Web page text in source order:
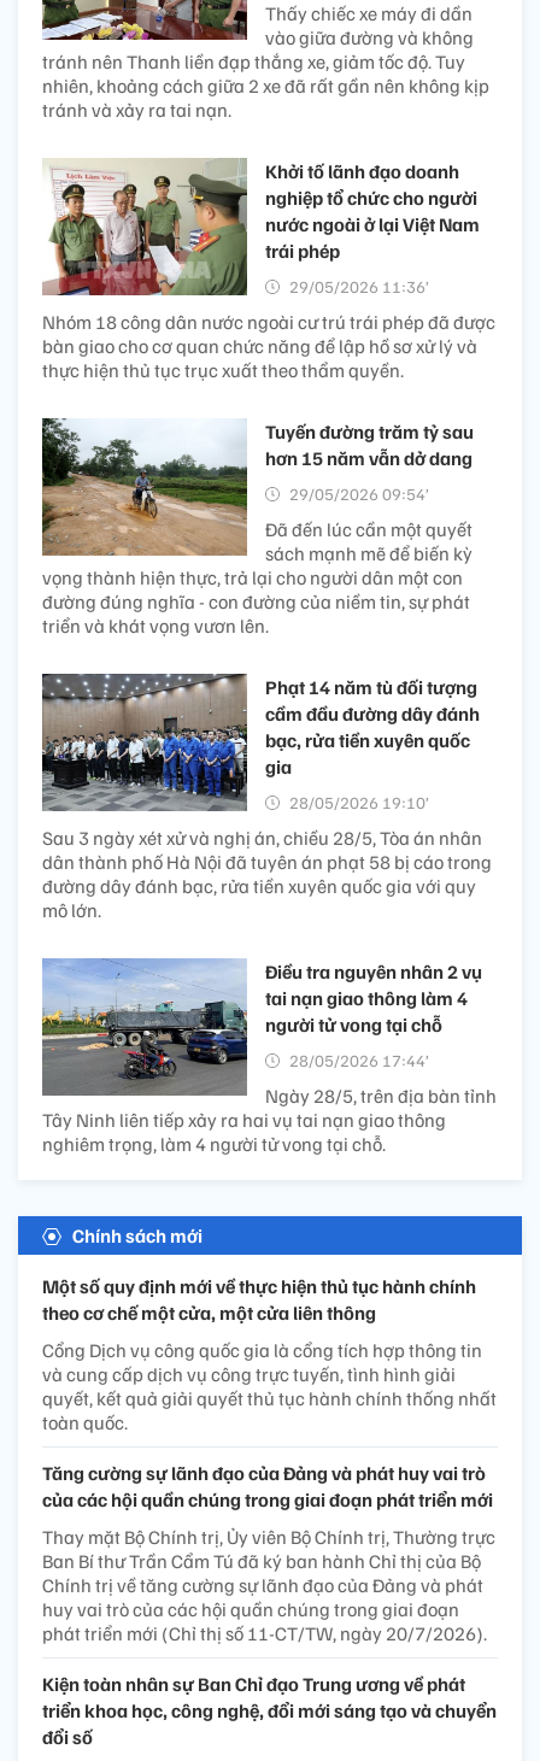
Thấy chiếc xe máy đi dần
vào giữa đường và không
tránh nên Thanh liền đạp thắng xe, giảm tốc độ. Tuy
nhiên, khoảng cách giữa 2 xe đã rất gần nên không kịp
tránh và xảy ra tai nạn.
Khởi tố lãnh đạo doanh
nghiệp tổ chức cho người
nước ngoài ở lại Việt Nam
trái phép
29/05/2026 11:36’
Nhóm 18 công dân nước ngoài cư trú trái phép đã được
bàn giao cho cơ quan chức năng để lập hồ sơ xử lý và
thực hiện thủ tục trục xuất theo thẩm quyền.
Tuyến đường trăm tỷ sau
hơn 15 năm vẫn dở dang
29/05/2026 09:54’
Đã đến lúc cần một quyết
sách mạnh mẽ để biến kỳ
vọng thành hiện thực, trả lại cho người dân một con
đường đúng nghĩa - con đường của niềm tin, sự phát
triển và khát vọng vươn lên.
Phạt 14 năm tù đối tượng
cầm đầu đường dây đánh
bạc, rửa tiền xuyên quốc
gia
28/05/2026 19:10’
Sau 3 ngày xét xử và nghị án, chiều 28/5, Tòa án nhân
dân thành phố Hà Nội đã tuyên án phạt 58 bị cáo trong
đường dây đánh bạc, rửa tiền xuyên quốc gia với quy
mô lớn.
Điều tra nguyên nhân 2 vụ
tai nạn giao thông làm 4
người tử vong tại chỗ
28/05/2026 17:44’
Ngày 28/5, trên địa bàn tỉnh
Tây Ninh liên tiếp xảy ra hai vụ tai nạn giao thông
nghiêm trọng, làm 4 người tử vong tại chỗ.
Chính sách mới
Một số quy định mới về thực hiện thủ tục hành chính
theo cơ chế một cửa, một cửa liên thông
Cổng Dịch vụ công quốc gia là cổng tích hợp thông tin
và cung cấp dịch vụ công trực tuyến, tình hình giải
quyết, kết quả giải quyết thủ tục hành chính thống nhất
toàn quốc.
Tăng cường sự lãnh đạo của Đảng và phát huy vai trò
của các hội quần chúng trong giai đoạn phát triển mới
Thay mặt Bộ Chính trị, Ủy viên Bộ Chính trị, Thường trực
Ban Bí thư Trần Cẩm Tú đã ký ban hành Chỉ thị của Bộ
Chính trị về tăng cường sự lãnh đạo của Đảng và phát
huy vai trò của các hội quần chúng trong giai đoạn
phát triển mới (Chỉ thị số 11-CT/TW, ngày 20/7/2026).
Kiện toàn nhân sự Ban Chỉ đạo Trung ương về phát
triển khoa học, công nghệ, đổi mới sáng tạo và chuyển
đổi số